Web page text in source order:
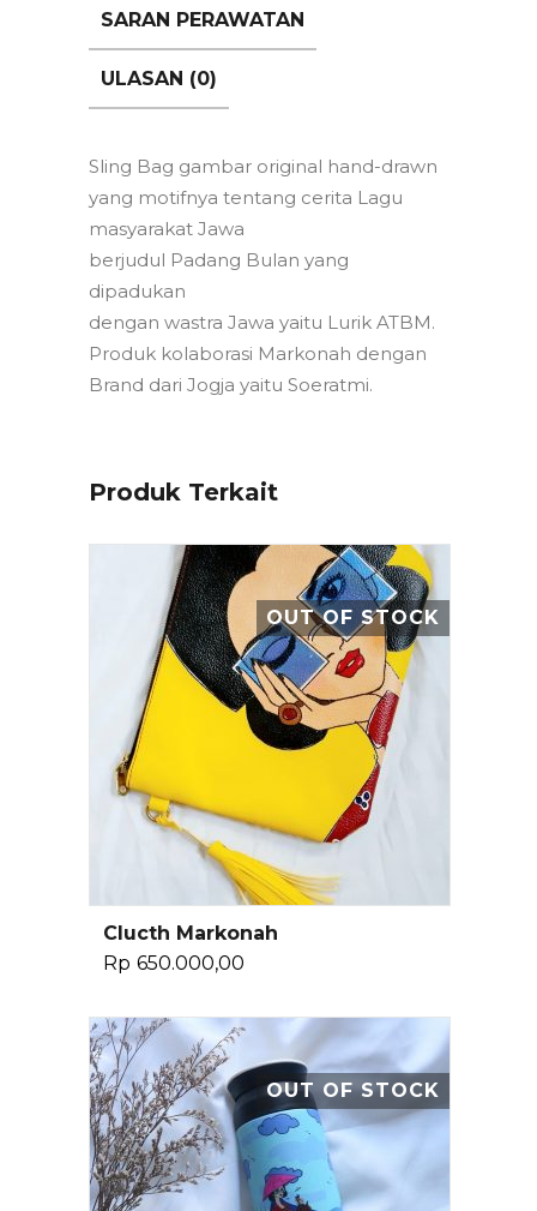
SARAN PERAWATAN
ULASAN (0)
Sling Bag gambar original hand-drawn
yang motifnya tentang cerita Lagu
masyarakat Jawa
berjudul Padang Bulan yang
dipadukan
dengan wastra Jawa yaitu Lurik ATBM.
Produk kolaborasi Markonah dengan
Brand dari Jogja yaitu Soeratmi.
Produk Terkait
OUT OF STOCK
Baca Selengkapnya
Clucth Markonah
Rp 650.000,00
OUT OF STOCK